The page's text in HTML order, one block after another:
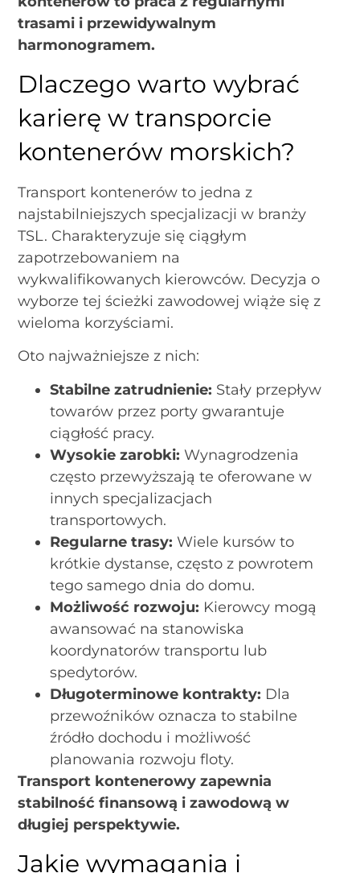
trasami i przewidywalnym
harmonogramem.
Dlaczego warto wybrać
karierę w transporcie
kontenerów morskich?
Transport kontenerów to jedna z
najstabilniejszych specjalizacji w branży
TSL. Charakteryzuje się ciągłym
zapotrzebowaniem na
wykwalifikowanych kierowców. Decyzja o
wyborze tej ścieżki zawodowej wiąże się z
wieloma korzyściami.
Oto najważniejsze z nich:
Stabilne zatrudnienie: Stały przepływ
towarów przez porty gwarantuje
ciągłość pracy.
Wysokie zarobki: Wynagrodzenia
często przewyższają te oferowane w
innych specjalizacjach
transportowych.
Regularne trasy: Wiele kursów to
krótkie dystanse, często z powrotem
tego samego dnia do domu.
Możliwość rozwoju: Kierowcy mogą
awansować na stanowiska
koordynatorów transportu lub
spedytorów.
Długoterminowe kontrakty: Dla
przewoźników oznacza to stabilne
źródło dochodu i możliwość
planowania rozwoju floty.
Transport kontenerowy zapewnia
stabilność finansową i zawodową w
długiej perspektywie.
Jakie wymagania i